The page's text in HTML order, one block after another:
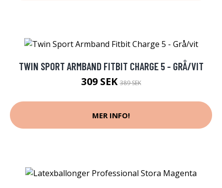
TWIN SPORT ARMBAND FITBIT CHARGE 5 - GRÅ/VIT
309 SEK389 SEK
MER INFO!